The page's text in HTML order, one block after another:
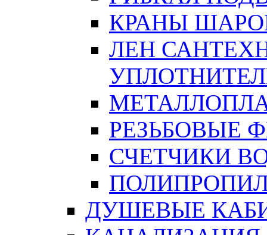
КРАНЫ
ЛЕН
РЕЗЬБОВЫЕ
СЧЕТЧИКИ
ДУШЕВЫЕ